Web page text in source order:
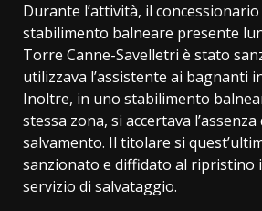
Durante l’attività, il
stabilimento balneare presente
Torre Canne-Savelletri è stato
utilizzava l’assistente ai bagnanti
Inoltre, in uno stabilimento
stessa zona, si accertava
salvamento. Il titolare si
sanzionato e diffidato al ripristino
servizio di salvataggio.